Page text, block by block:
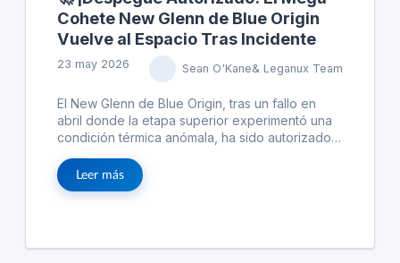
Cohete New Glenn de Blue Origin
Vuelve al Espacio Tras Incidente
23 may 2026 Sean O'Kane& Leganux Team
El New Glenn de Blue Origin, tras un fallo en
abril donde la etapa superior experimentó una
condición térmica anómala, ha sido autorizado
ocasionó que un satélite se desintegrara en la
atmósfera, aunque estaba asegurado. Tras
Leer más